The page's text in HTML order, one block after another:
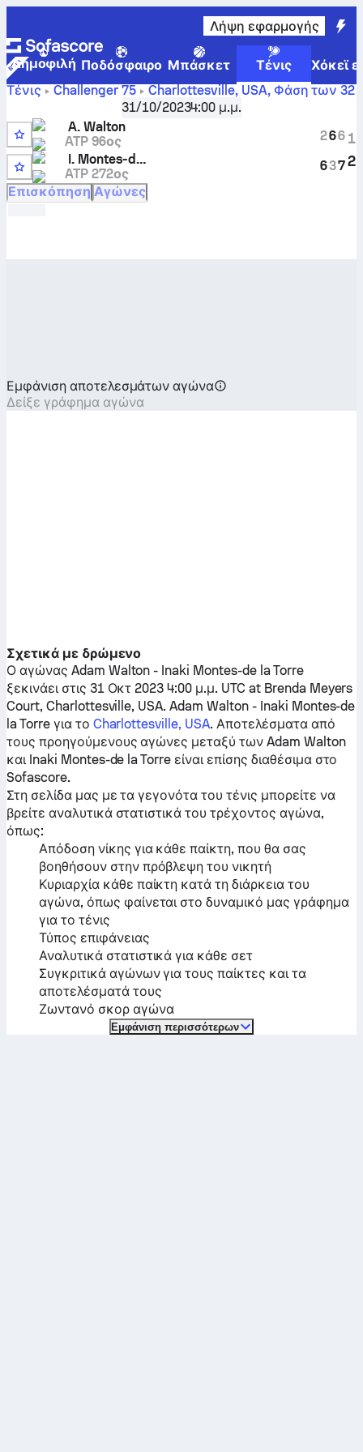
Λήψη εφαρμογής
Δημοφιλή Ποδόσφαιρο Μπάσκετ Τένις
Χόκεϊ
Τένις
Challenger 75 Charlottesville, USA, Φάση των 32
Inaki Montes-de la Torre
και συγκριτικά αποτελέσματα
31/10/20234:00 μ.μ.
6
A. Walton
ATP 96ος
Q
I. Montes-de la Torre
ATP 272ος
2
6
6
3
6
7
1
2
Επισκόπηση Αγώνες
Εμφάνιση αποτελεσμάτων αγώνα
Δείξε γράφημα αγώνα
Σχετικά με δρώμενο
Ο αγώνας Adam Walton - Inaki Montes-de la Torre
ξεκινάει στις 31 Οκτ 2023 4:00 μ.μ. UTC at Brenda Meyers
Court, Charlottesville, USA.Adam Walton- Inaki Montes-de
la Torreγια το Charlottesville, USA. Αποτελέσματα από
τους προηγούμενους αγώνες μεταξύ των Adam Walton
και Inaki Montes-de la Torre είναι επίσης διαθέσιμα στο
Sofascore.
Στη σελίδα μας με τα γεγονότα του τένις μπορείτε να
βρείτε αναλυτικά στατιστικά του τρέχοντος αγώνα,
όπως:
Απόδοση νίκης για κάθε παίκτη, που θα σας
βοηθήσουν στην πρόβλεψη του νικητή
Κυριαρχία κάθε παίκτη κατά τη διάρκεια του
αγώνα, όπως φαίνεται στο δυναμικό μας γράφημα
για το τένις
Τύπος επιφάνειας
Αναλυτικά στατιστικά για κάθε σετ
Συγκριτικά αγώνων για τους παίκτες και τα
αποτελέσματά τους
Ζωντανό σκορ αγώνα
Εμφάνιση περισσότερων